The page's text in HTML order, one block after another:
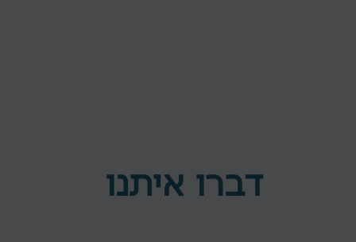
דברו איתנו